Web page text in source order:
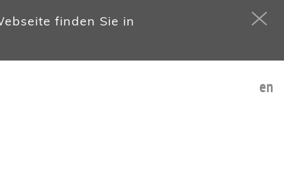
finden Sie in
en